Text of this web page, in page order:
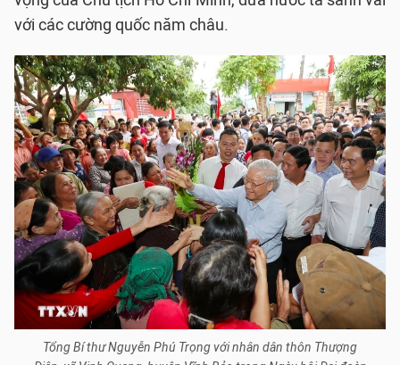
với các cường quốc năm châu.
Tổng Bí thư Nguyễn Phú Trọng với nhân dân thôn Thượng